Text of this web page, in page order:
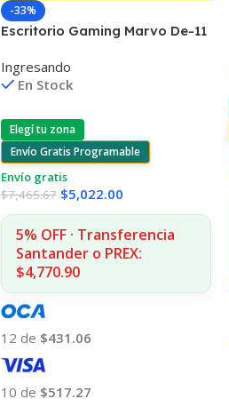
-33%
Escritorio Gaming Marvo De-11
Ingresando
En Stock
Elegí tu zona
Envío Gratis Programable
Envío gratis
$7,465.67 $5,022.00
5% OFF · Transferencia
Santander o PREX:
$4,770.90
12 de $431.06
10 de $517.27